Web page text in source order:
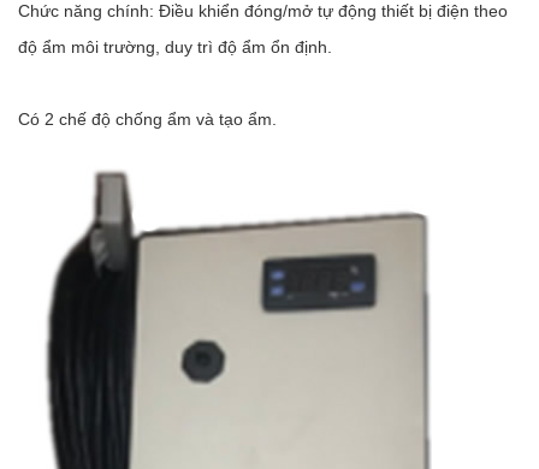
Chức năng chính: Điều khiển đóng/mở tự động thiết bị điện theo
độ ẩm môi trường, duy trì độ ẩm ổn định.
Có 2 chế độ chống ẩm và tạo ẩm.